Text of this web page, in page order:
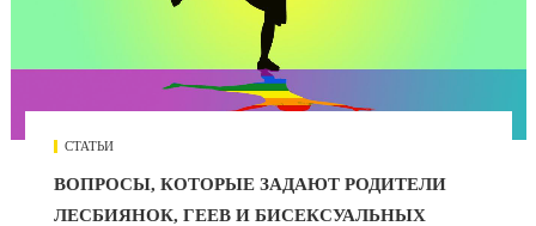
СТАТЬИ
ВОПРОСЫ, КОТОРЫЕ ЗАДАЮТ РОДИТЕЛИ
ЛЕСБИЯНОК, ГЕЕВ И БИСЕКСУАЛЬНЫХ